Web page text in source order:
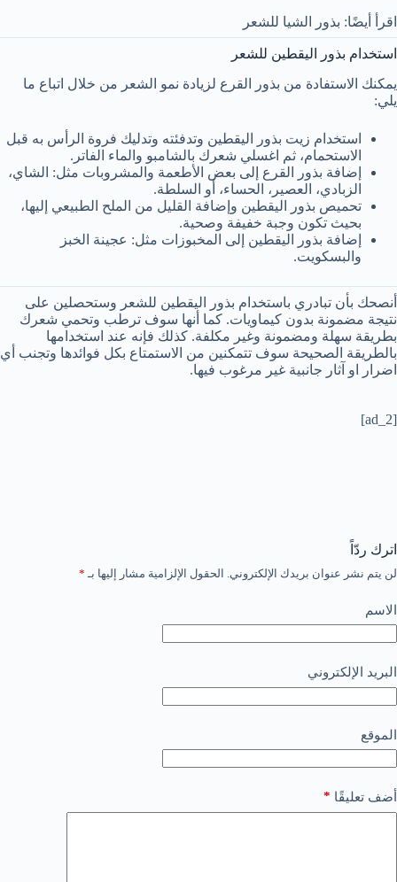
اقرأ أيضًا: بذور الشيا للشعر
استخدام بذور اليقطين للشعر
يمكنك الاستفادة من بذور القرع لزيادة نمو الشعر من خلال اتباع ما
يلي:
استخدام زيت بذور اليقطين وتدفئته وتدليك فروة الرأس به قبل
الاستحمام، ثم اغسلي شعرك بالشامبو والماء الفاتر.
إضافة بذور القرع إلى بعض الأطعمة والمشروبات مثل: الشاي،
الزبادي، العصير، الحساء، أو السلطة.
تحميص بذور اليقطين وإضافة القليل من الملح الطبيعي إليها،
بحيث تكون وجبة خفيفة وصحية.
إضافة بذور اليقطين إلى المخبوزات مثل: عجينة الخبز
والبسكويت.
أنصحك بأن تبادري باستخدام بذور اليقطين للشعر وستحصلين على
نتيجة مضمونة بدون كيماويات. كما أنها سوف ترطب وتحمي شعرك
بطريقة سهلة ومضمونة وغير مكلفة. كذلك فإنه عند استخدامها
بالطريقة الصحيحة سوف تتمكنين من الاستمتاع بكل فوائدها وتجنب أي
اضرار او آثار جانبية غير مرغوب فيها.
[ad_2]
اترك ردّاً
لن يتم نشر عنوان بريدك الإلكتروني. الحقول الإلزامية مشار إليها بـ *
الاسم
البريد الإلكتروني
الموقع
أضف تعليقًا *